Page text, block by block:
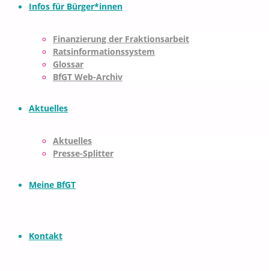
Infos für Bürger*innen
Finanzierung der Fraktionsarbeit
Ratsinformationssystem
Glossar
BfGT Web-Archiv
Aktuelles
Aktuelles
Presse-Splitter
Meine BfGT
Kontakt